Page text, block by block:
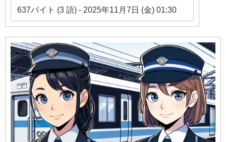
637バイト (3 語) - 2025年11月7日 (金) 01:30